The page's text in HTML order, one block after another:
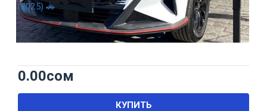
(2025) 🚗
0.00сом
КУПИТЬ